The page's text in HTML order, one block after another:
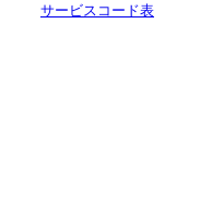
サービスコード表